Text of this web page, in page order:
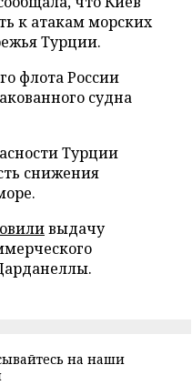
к атакам морских
Турции.
флота России
судна
Турции
снижения
выдачу
на наши